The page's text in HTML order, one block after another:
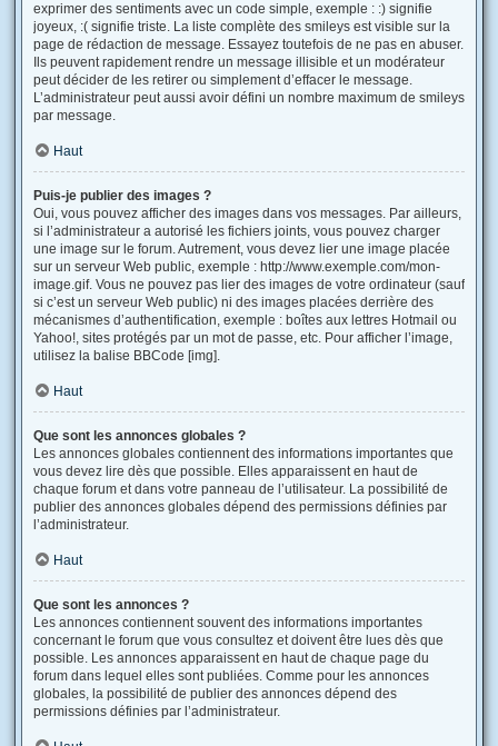
exprimer des sentiments avec un code simple, exemple : :) signifie
joyeux, :( signifie triste. La liste complète des smileys est visible sur la
page de rédaction de message. Essayez toutefois de ne pas en abuser.
Ils peuvent rapidement rendre un message illisible et un modérateur
peut décider de les retirer ou simplement d’effacer le message.
L’administrateur peut aussi avoir défini un nombre maximum de smileys
par message.
Haut
Puis-je publier des images ?
Oui, vous pouvez afficher des images dans vos messages. Par ailleurs,
si l’administrateur a autorisé les fichiers joints, vous pouvez charger
une image sur le forum. Autrement, vous devez lier une image placée
sur un serveur Web public, exemple : http://www.exemple.com/mon-
image.gif. Vous ne pouvez pas lier des images de votre ordinateur (sauf
si c’est un serveur Web public) ni des images placées derrière des
mécanismes d’authentification, exemple : boîtes aux lettres Hotmail ou
Yahoo!, sites protégés par un mot de passe, etc. Pour afficher l’image,
utilisez la balise BBCode [img].
Haut
Que sont les annonces globales ?
Les annonces globales contiennent des informations importantes que
vous devez lire dès que possible. Elles apparaissent en haut de
chaque forum et dans votre panneau de l’utilisateur. La possibilité de
publier des annonces globales dépend des permissions définies par
l’administrateur.
Haut
Que sont les annonces ?
Les annonces contiennent souvent des informations importantes
concernant le forum que vous consultez et doivent être lues dès que
possible. Les annonces apparaissent en haut de chaque page du
forum dans lequel elles sont publiées. Comme pour les annonces
globales, la possibilité de publier des annonces dépend des
permissions définies par l’administrateur.